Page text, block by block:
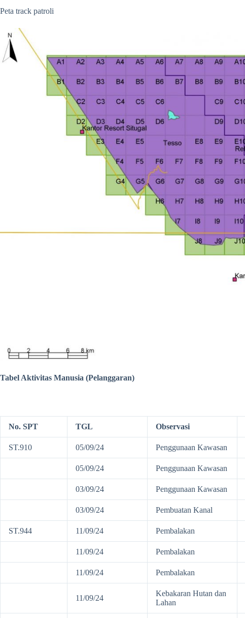
Peta track patroli
Tabel Aktivitas Manusia (Pelanggaran)
No. SPT TGL Observasi
ST.910 05/09/24 Penggunaan Kawasan
05/09/24 Penggunaan Kawasan
03/09/24 Penggunaan Kawasan
03/09/24 Pembuatan Kanal
ST.944 11/09/24 Pembalakan
11/09/24 Pembalakan
11/09/24 Pembalakan
11/09/24
Kebakaran Hutan dan
Lahan